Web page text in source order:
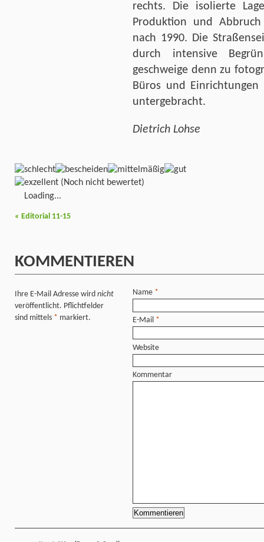
rechts. Die isolierte
Produktion und
nach 1990. Die
durch intensive
geschweige denn zu
Büros und
untergebracht.
Dietrich Lohse
(Noch nicht bewertet)
Loading...
« Editorial 11-15
KOMMENTIEREN
Ihre E-Mail Adresse wird nicht
veröffentlicht. Pflichtfelder
sind mittels * markiert.
Name *
E-Mail *
Website
Kommentar